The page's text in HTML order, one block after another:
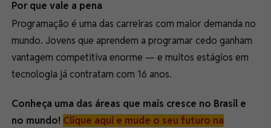
Por que vale a pena
Programação é uma das carreiras com maior demanda no
mundo. Jovens que aprendem a programar cedo ganham
vantagem competitiva enorme — e muitos estágios em
tecnologia já contratam com 16 anos.
Conheça uma das áreas que mais cresce no Brasil e
no mundo! Clique aqui e mude o seu futuro na